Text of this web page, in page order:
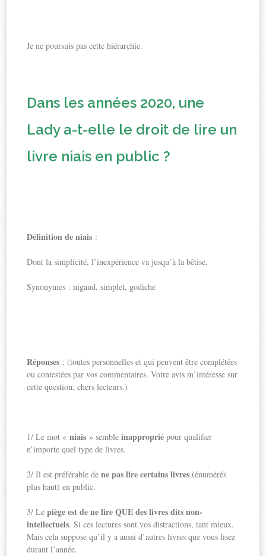
Je ne poursuis pas cette hiérarchie.
Dans les années 2020, une
Lady a-t-elle le droit de lire un
livre niais en public ?
Définition de niais :
Dont la simplicité, l’inexpérience va jusqu’à la bêtise.
Synonymes : nigaud, simplet, godiche
Réponses : (toutes personnelles et qui peuvent être complétées
ou contestées par vos commentaires. Votre avis m’intéresse sur
cette question, chers lecteurs.)
1/ Le mot «niais » sembleinapproprié pour qualifier
n’importe quel type de livres.
2/ Il est préférable dene pas lire certains livres (énumérés
plus haut) en public.
3/ Lepiège est de ne lire QUE des livres dits non-
intellectuels. Si ces lectures sont vos distractions, tant mieux.
Mais cela suppose qu’il y a aussi d’autres livres que vous lisez
durant l’année.